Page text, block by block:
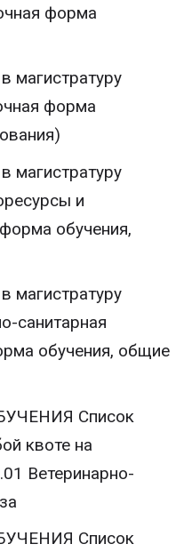
форма
магистратуру
форма
магистратуру
и
обучения,
магистратуру
санитарная
обучения, общие
Список
квоте на
Ветеринарно-
Список